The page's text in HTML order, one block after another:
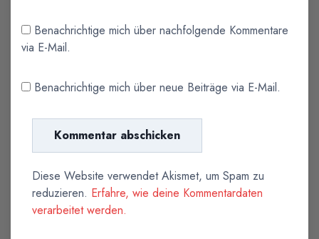
Benachrichtige mich über nachfolgende Kommentare
via E-Mail.
Benachrichtige mich über neue Beiträge via E-Mail.
Diese Website verwendet Akismet, um Spam zu
reduzieren. Erfahre, wie deine Kommentardaten
verarbeitet werden.